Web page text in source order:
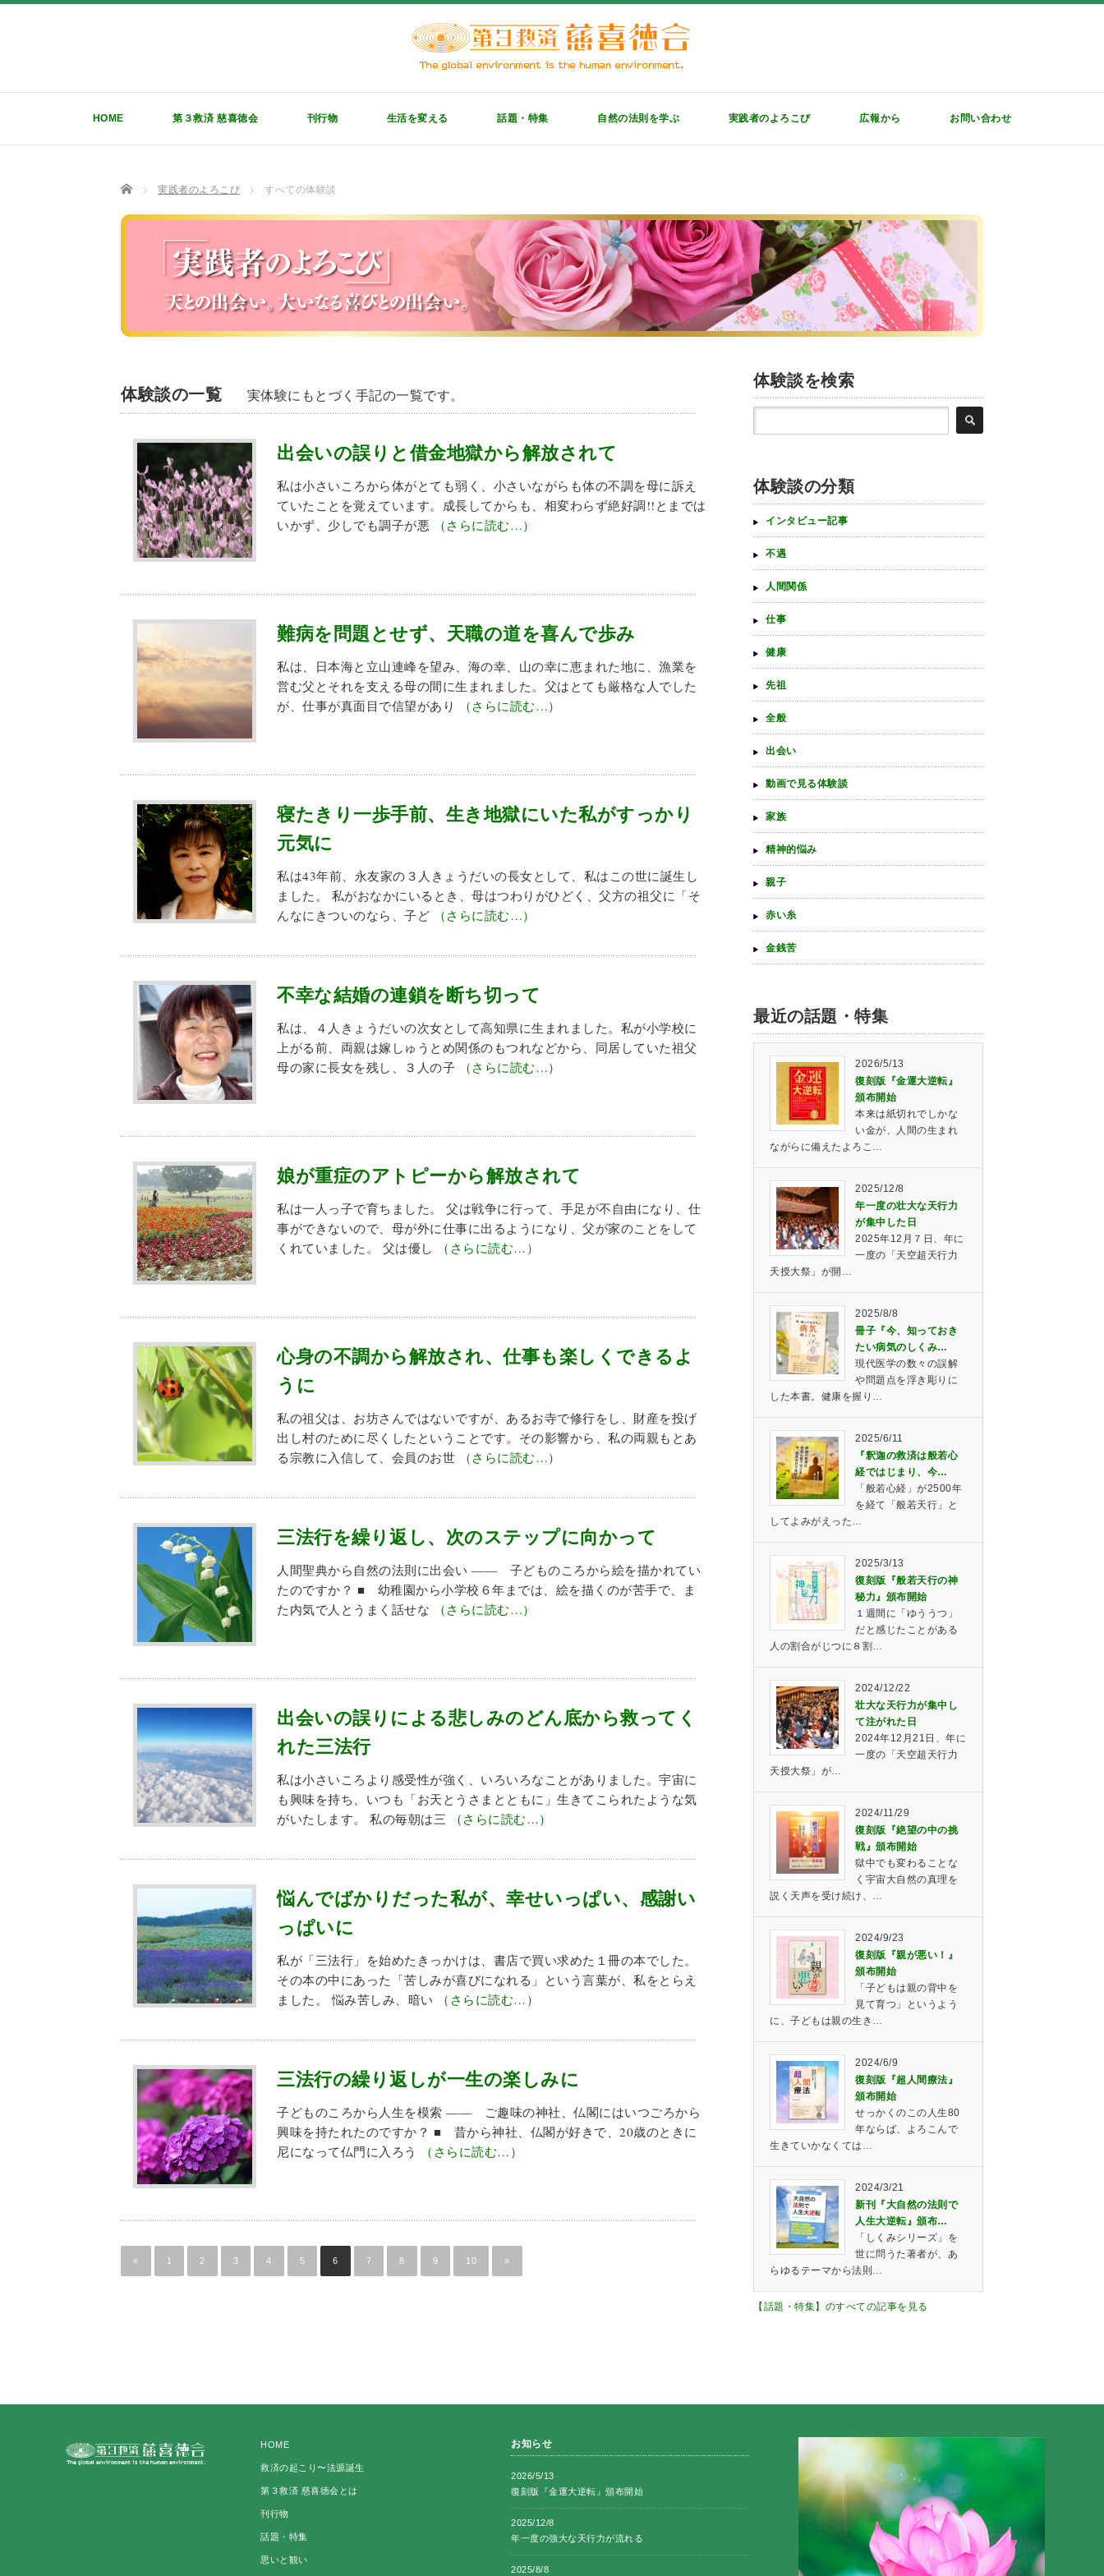
HOME 第３救済 慈喜徳会 刊行物 生活を変える 話題・特集 自然の法則を学ぶ 実践者のよろこび 広報から お問い合わせ
TOP 実践者のよろこび すべての体験談
体験談の一覧 実体験にもとづく手記の一覧です。
出会いの誤りと借金地獄から解放されて
私は小さいころから体がとても弱く、小さいながらも体の不調を母に訴え
ていたことを覚えています。成長してからも、相変わらず絶好調!!とまでは
いかず、少しでも調子が悪
（さらに読む…）
難病を問題とせず、天職の道を喜んで歩み
私は、日本海と立山連峰を望み、海の幸、山の幸に恵まれた地に、漁業を
営む父とそれを支える母の間に生まれました。父はとても厳格な人でした
が、仕事が真面目で信望があり
（さらに読む…）
寝たきり一歩手前、生き地獄にいた私がすっかり
元気に
私は43年前、永友家の３人きょうだいの長女として、私はこの世に誕生し
ました。 私がおなかにいるとき、母はつわりがひどく、父方の祖父に「そ
んなにきついのなら、子ど
（さらに読む…）
不幸な結婚の連鎖を断ち切って
私は、４人きょうだいの次女として高知県に生まれました。私が小学校に
上がる前、両親は嫁しゅうとめ関係のもつれなどから、同居していた祖父
母の家に長女を残し、３人の子
（さらに読む…）
娘が重症のアトピーから解放されて
私は一人っ子で育ちました。 父は戦争に行って、手足が不自由になり、仕
事ができないので、母が外に仕事に出るようになり、父が家のことをして
くれていました。 父は優し
（さらに読む…）
心身の不調から解放され、仕事も楽しくできるよ
うに
私の祖父は、お坊さんではないですが、あるお寺で修行をし、財産を投げ
出し村のために尽くしたということです。その影響から、私の両親もとあ
る宗教に入信して、会員のお世
（さらに読む…）
三法行を繰り返し、次のステップに向かって
人間聖典から自然の法則に出会い ―― 子どものころから絵を描かれてい
たのですか？ ■ 幼稚園から小学校６年までは、絵を描くのが苦手で、ま
た内気で人とうまく話せな
（さらに読む…）
出会いの誤りによる悲しみのどん底から救ってく
れた三法行
私は小さいころより感受性が強く、いろいろなことがありました。宇宙に
も興味を持ち、いつも「お天とうさまとともに」生きてこられたような気
がいたします。 私の毎朝は三
（さらに読む…）
悩んでばかりだった私が、幸せいっぱい、感謝い
っぱいに
私が「三法行」を始めたきっかけは、書店で買い求めた１冊の本でした。
その本の中にあった「苦しみが喜びになれる」という言葉が、私をとらえ
ました。 悩み苦しみ、暗い
（さらに読む…）
三法行の繰り返しが一生の楽しみに
子どものころから人生を模索 ―― ご趣味の神社、仏閣にはいつごろから
興味を持たれたのですか？ ■ 昔から神社、仏閣が好きで、20歳のときに
尼になって仏門に入ろう
（さらに読む…）
« 1 2 3 4 5 6 7 8 9 10 »
体験談を検索
体験談の分類
インタビュー記事
不遇
人間関係
仕事
健康
先祖
全般
出会い
動画で見る体験談
家族
精神的悩み
親子
赤い糸
金銭苦
最近の話題・特集
2026/5/13
復刻版『金運大逆転』
頒布開始
本来は紙切れでしかな
い金が、人間の生まれ
ながらに備えたよろこ…
2025/12/8
年一度の壮大な天行力
が集中した日
2025年12月７日、年に
一度の「天空超天行力
天授大祭」が開…
2025/8/8
冊子『今、知っておき
たい病気のしくみ…
現代医学の数々の誤解
や問題点を浮き彫りに
した本書。健康を握り…
2025/6/11
『釈迦の救済は般若心
経ではじまり、今…
「般若心経」が2500年
を経て「般若天行」と
してよみがえった…
2025/3/13
復刻版『般若天行の神
秘力』頒布開始
１週間に「ゆううつ」
だと感じたことがある
人の割合がじつに８割…
2024/12/22
壮大な天行力が集中し
て注がれた日
2024年12月21日、年に
一度の「天空超天行力
天授大祭」が…
2024/11/29
復刻版『絶望の中の挑
戦』頒布開始
獄中でも変わることな
く宇宙大自然の真理を
説く天声を受け続け、…
2024/9/23
復刻版『親が悪い！』
頒布開始
「子どもは親の背中を
見て育つ」というよう
に、子どもは親の生き…
2024/6/9
復刻版『超人間療法』
頒布開始
せっかくのこの人生80
年ならば、よろこんで
生きていかなくては…
2024/3/21
新刊『大自然の法則で
人生大逆転』頒布…
「しくみシリーズ」を
世に問うた著者が、あ
らゆるテーマから法則…
【話題・特集】のすべての記事を見る
HOME
救済の起こり〜法源誕生
第３救済 慈喜徳会とは
刊行物
話題・特集
思いと観い
お知らせ
2026/5/13
復刻版『金運大逆転』頒布開始
2025/12/8
年一度の強大な天行力が流れる
2025/8/8